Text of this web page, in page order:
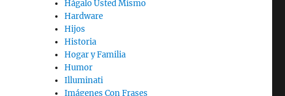
Hágalo Usted Mismo
Hardware
Hijos
Historia
Hogar y Familia
Humor
Illuminati
Imágenes Con Frases